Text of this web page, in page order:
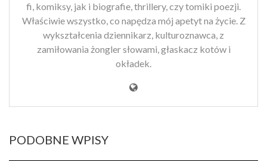
fi, komiksy, jak i biografie, thrillery, czy tomiki poezji.
Właściwie wszystko, co napędza mój apetyt na życie. Z
wykształcenia dziennikarz, kulturoznawca, z
zamiłowania żongler słowami, głaskacz kotów i
okładek.
PODOBNE WPISY